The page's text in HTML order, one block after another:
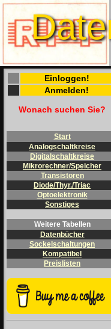
Einloggen!
Anmelden!
Wonach suchen Sie?
Start
Analogschaltkreise
Digitalschaltkreise
Mikrorechner/Speicher
Transistoren
Diode/Thyr./Triac
Optoelektronik
Sonstiges
Weitere Tabellen
Datenbücher
Sockelschaltungen
Kompatibel
Preislisten